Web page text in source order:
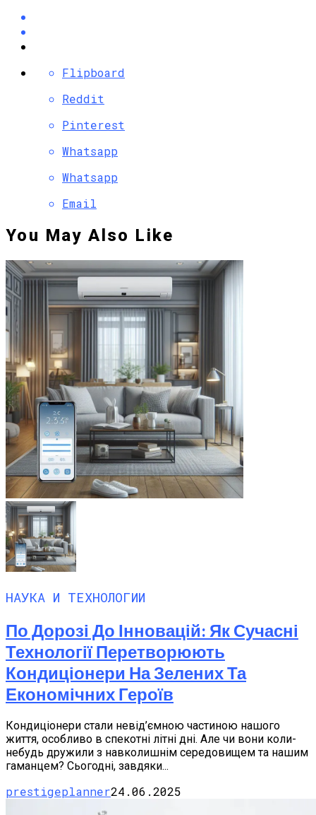
Flipboard
Reddit
Pinterest
Whatsapp
Whatsapp
Email
You May Also Like
НАУКА И ТЕХНОЛОГИИ
По Дорозі До Інновацій: Як Сучасні
Технології Перетворюють
Кондиціонери На Зелених Та
Економічних Героїв
Кондиціонери стали невід’ємною частиною нашого
життя, особливо в спекотні літні дні. Але чи вони коли-
небудь дружили з навколишнім середовищем та нашим
гаманцем? Сьогодні, завдяки...
prestigeplanner24.06.2025